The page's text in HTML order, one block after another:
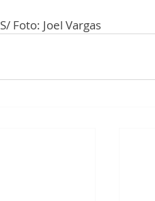
Foto: Joel Vargas